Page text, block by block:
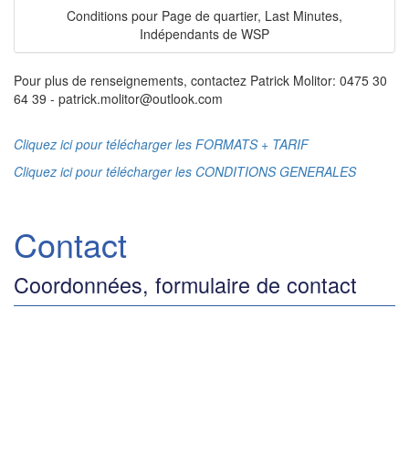
Conditions pour Page de quartier, Last Minutes,
Indépendants de WSP
Pour plus de renseignements, contactez Patrick Molitor: 0475 30
64 39 - patrick.molitor@outlook.com
Cliquez ici pour télécharger les FORMATS + TARIF
Cliquez ici pour télécharger les CONDITIONS GENERALES
Contact
Coordonnées, formulaire de contact